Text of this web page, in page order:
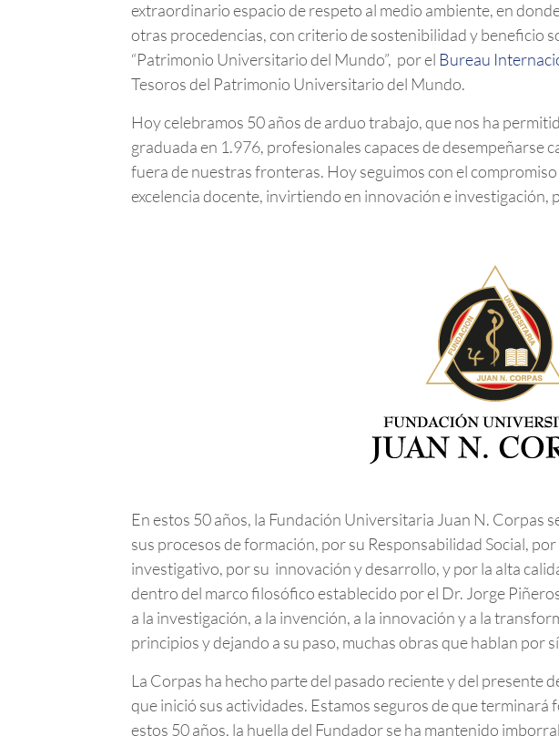
extraordinario espacio de respeto al medio ambiente, en
otras procedencias, con criterio de sostenibilidad y beneficio
“Patrimonio Universitario del Mundo”, por el Bureau
Tesoros del Patrimonio Universitario del Mundo.
Hoy celebramos 50 años de arduo trabajo, que nos ha
graduada en 1.976, profesionales capaces de desempeñarse
fuera de nuestras fronteras. Hoy seguimos con el
excelencia docente, invirtiendo en innovación e
En estos 50 años, la Fundación Universitaria Juan N. Corpas
sus procesos de formación, por su Responsabilidad Social,
investigativo, por su innovación y desarrollo, y por la alta
dentro del marco filosófico establecido por el Dr. Jorge
a la investigación, a la invención, a la innovación y a la
principios y dejando a su paso, muchas obras que hablan por
La Corpas ha hecho parte del pasado reciente y del presente
que inició sus actividades. Estamos seguros de que
estos 50 años, la huella del Fundador se ha mantenido